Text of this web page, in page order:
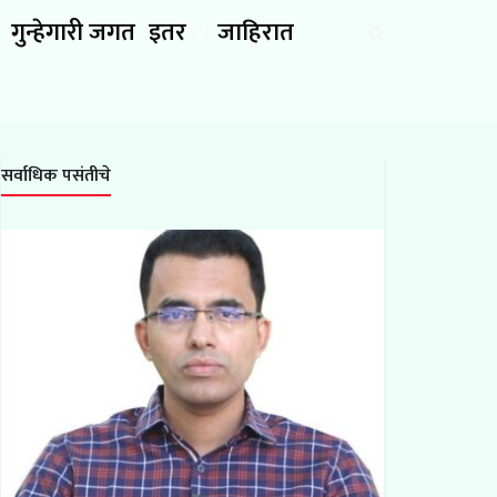
गुन्हेगारी जगत इतर जाहिरात
सर्वाधिक पसंतीचे